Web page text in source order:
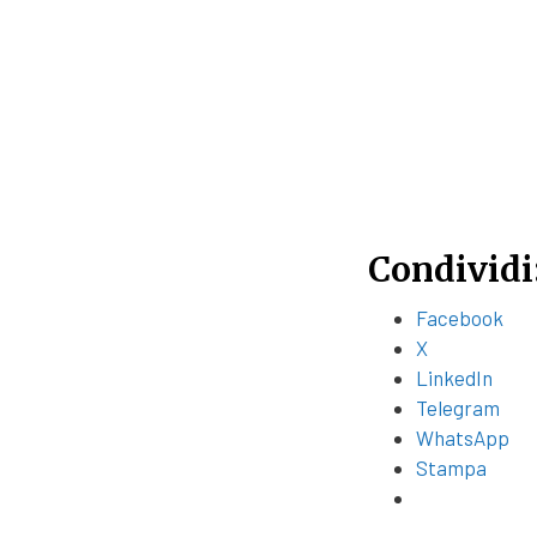
Facebook
X
LinkedIn
Telegram
WhatsApp
Stampa